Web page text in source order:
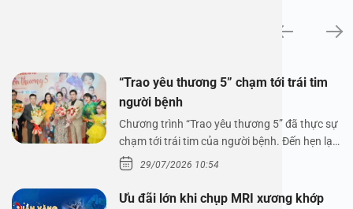
“Trao yêu thương 5” chạm tới trái tim
người bệnh
Chương trình “Trao yêu thương 5” đã thực sự
chạm tới trái tim của người bệnh. Đến hẹn lại
lên,…29/07/2026 10:54
Ưu đãi lớn khi chụp MRI xương khớp